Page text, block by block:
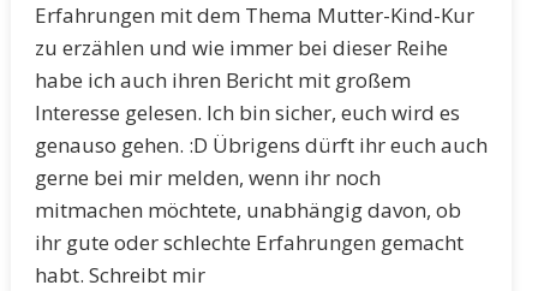
Erfahrungen mit dem Thema Mutter-Kind-Kur
zu erzählen und wie immer bei dieser Reihe
habe ich auch ihren Bericht mit großem
Interesse gelesen. Ich bin sicher, euch wird es
genauso gehen. :D Übrigens dürft ihr euch auch
gerne bei mir melden, wenn ihr noch
mitmachen möchtete, unabhängig davon, ob
ihr gute oder schlechte Erfahrungen gemacht
habt. Schreibt mir